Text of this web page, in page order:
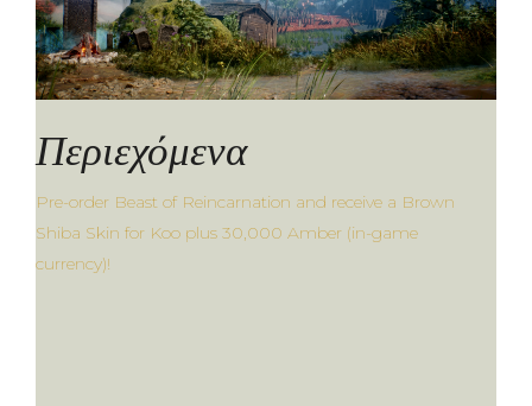
Περιεχόμενα
Pre-order Beast of Reincarnation and receive a Brown
Shiba Skin for Koo plus 30,000 Amber (in-game
currency)!